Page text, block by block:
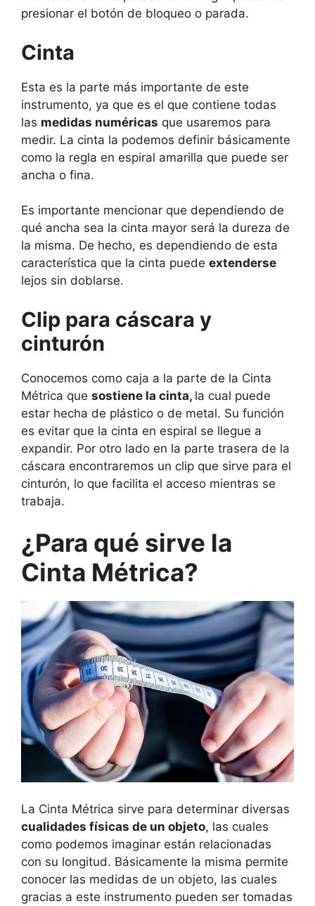
presionar el botón de bloqueo o parada.
Cinta
Esta es la parte más importante de este
instrumento, ya que es el que contiene todas
las medidas numéricas que usaremos para
medir. La cinta la podemos definir básicamente
como la regla en espiral amarilla que puede ser
ancha o fina.
Es importante mencionar que dependiendo de
qué ancha sea la cinta mayor será la dureza de
la misma. De hecho, es dependiendo de esta
característica que la cinta puede extenderse
lejos sin doblarse.
Clip para cáscara y
cinturón
Conocemos como caja a la parte de la Cinta
Métrica que sostiene la cinta, la cual puede
estar hecha de plástico o de metal. Su función
es evitar que la cinta en espiral se llegue a
expandir. Por otro lado en la parte trasera de la
cáscara encontraremos un clip que sirve para el
cinturón, lo que facilita el acceso mientras se
trabaja.
¿Para qué sirve la
Cinta Métrica?
La Cinta Métrica sirve para determinar diversas
cualidades físicas de un objeto, las cuales
como podemos imaginar están relacionadas
con su longitud. Básicamente la misma permite
conocer las medidas de un objeto, las cuales
gracias a este instrumento pueden ser tomadas